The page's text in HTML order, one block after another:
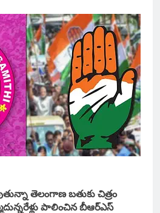
తెలంగాణ బతుకు చిత్రం
పాలించిన బీఆర్ఎస్